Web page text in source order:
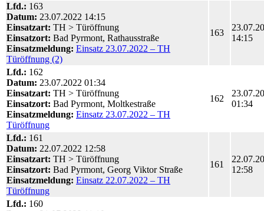
Lfd.: 163
Datum: 23.07.2022 14:15
Einsatzart: TH > Türöffnung
Einsatzort: Bad Pyrmont, Rathausstraße
Einsatzmeldung: Einsatz 23.07.2022 – TH
Türöffnung (2)
163
14:15
Lfd.: 162
Datum: 23.07.2022 01:34
Einsatzart: TH > Türöffnung
Einsatzort: Bad Pyrmont, Moltkestraße
Einsatzmeldung: Einsatz 23.07.2022 – TH
Türöffnung
162
01:34
Lfd.: 161
Datum: 22.07.2022 12:58
Einsatzart: TH > Türöffnung
Einsatzort: Bad Pyrmont, Georg Viktor Straße
Einsatzmeldung: Einsatz 22.07.2022 – TH
Türöffnung
161
12:58
Lfd.: 160